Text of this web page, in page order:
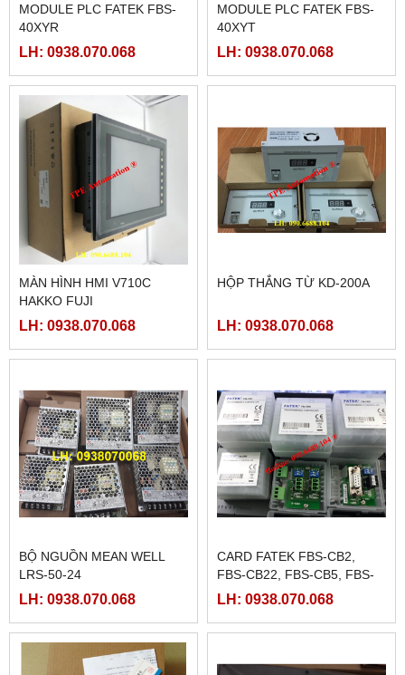
MODULE PLC FATEK FBS-
40XYR
LH: 0938.070.068
MODULE PLC FATEK FBS-
40XYT
LH: 0938.070.068
MÀN HÌNH HMI V710C
HAKKO FUJI
LH: 0938.070.068
HỘP THẮNG TỪ KD-200A
LH: 0938.070.068
BỘ NGUỒN MEAN WELL
LRS-50-24
LH: 0938.070.068
CARD FATEK FBS-CB2,
FBS-CB22, FBS-CB5, FBS-
CB25, FBS-CB55
LH: 0938.070.068